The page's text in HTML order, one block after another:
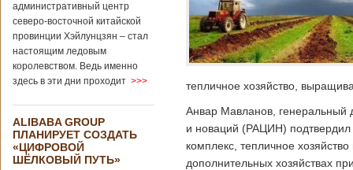
административный центр
северо-восточной китайской
провинции Хэйлунцзян – стал
настоящим ледовым
королевством. Ведь именно
здесь в эти дни проходит >>>
ALIBABA GROUP
ПЛАНИРУЕТ СОЗДАТЬ
«ЦИФРОВОЙ
ШЁЛКОВЫЙ ПУТЬ»
тепличное хозяйство,
Анвар Мавланов, генеральный
и новаций (РАЦИН) подтвердил
комплекс, тепличное
дополнительных хозяйствах